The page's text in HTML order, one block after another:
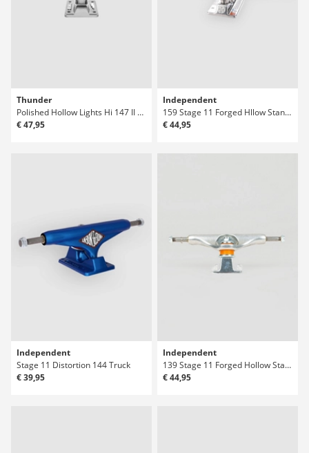
Thunder
Polished Hollow Lights Hi 147 II Truck
€ 47,95
Independent
159 Stage 11 Forged Hllow Standard Truck
€ 44,95
Independent
Stage 11 Distortion 144 Truck
€ 39,95
Independent
139 Stage 11 Forged Hollow Standard Truck
€ 44,95